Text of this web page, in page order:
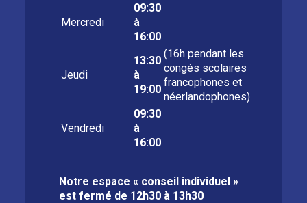
Mercredi
09:30
à
16:00
Jeudi
13:30
à
19:00
(16h pendant les
congés scolaires
francophones et
néerlandophones)
Vendredi
09:30
à
16:00
Notre espace « conseil individuel »
est fermé de 12h30 à 13h30